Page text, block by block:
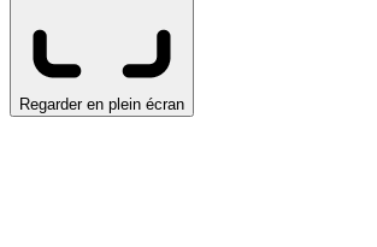
Regarder en plein écran